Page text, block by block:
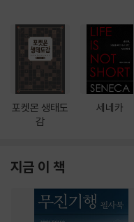
포켓몬 생태도
감
세네카
지금 이 책